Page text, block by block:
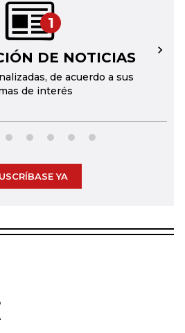
1
DE NOTICIAS
de acuerdo a sus
de interés
→
YA